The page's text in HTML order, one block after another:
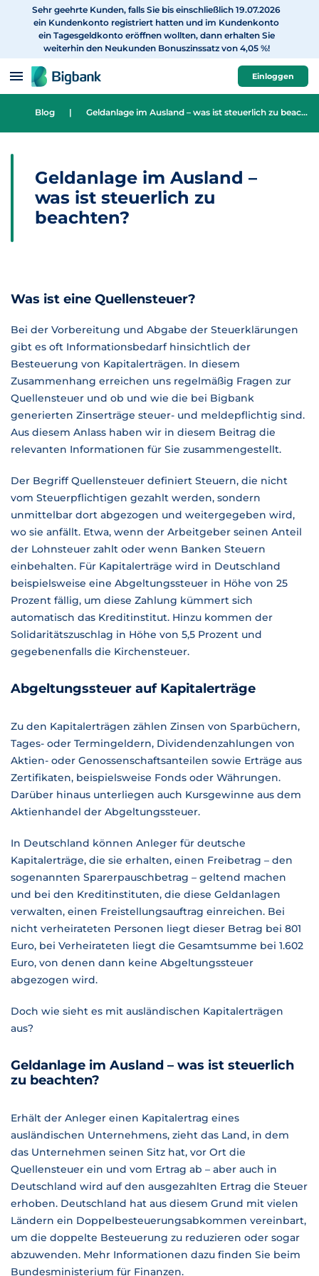
zum Inhalt
Sehr geehrte Kunden, falls Sie bis einschließlich 19.07.2026
ein Kundenkonto registriert hatten und im Kundenkonto
ein Tagesgeldkonto eröffnen wollten, dann erhalten Sie
weiterhin den Neukunden Bonuszinssatz von 4,05 %!
Einloggen
Blog | Geldanlage im Ausland – was ist steuerlich zu beachten?
Geldanlage im Ausland –
was ist steuerlich zu
beachten?
Was ist eine Quellensteuer?
Bei der Vorbereitung und Abgabe der Steuerklärungen
gibt es oft Informationsbedarf hinsichtlich der
Besteuerung von Kapitalerträgen. In diesem
Zusammenhang erreichen uns regelmäßig Fragen zur
Quellensteuer und ob und wie die bei Bigbank
generierten Zinserträge steuer- und meldepflichtig sind.
Aus diesem Anlass haben wir in diesem Beitrag die
relevanten Informationen für Sie zusammengestellt.
Der Begriff Quellensteuer definiert Steuern, die nicht
vom Steuerpflichtigen gezahlt werden, sondern
unmittelbar dort abgezogen und weitergegeben wird,
wo sie anfällt. Etwa, wenn der Arbeitgeber seinen Anteil
der Lohnsteuer zahlt oder wenn Banken Steuern
einbehalten. Für Kapitalerträge wird in Deutschland
beispielsweise eine Abgeltungssteuer in Höhe von 25
Prozent fällig, um diese Zahlung kümmert sich
automatisch das Kreditinstitut. Hinzu kommen der
Solidaritätszuschlag in Höhe von 5,5 Prozent und
gegebenenfalls die Kirchensteuer.
Abgeltungssteuer auf Kapitalerträge
Zu den Kapitalerträgen zählen Zinsen von Sparbüchern,
Tages- oder Termingeldern, Dividendenzahlungen von
Aktien- oder Genossenschaftsanteilen sowie Erträge aus
Zertifikaten, beispielsweise Fonds oder Währungen.
Darüber hinaus unterliegen auch Kursgewinne aus dem
Aktienhandel der Abgeltungssteuer.
In Deutschland können Anleger für deutsche
Kapitalerträge, die sie erhalten, einen Freibetrag – den
sogenannten Sparerpauschbetrag – geltend machen
und bei den Kreditinstituten, die diese Geldanlagen
verwalten, einen Freistellungsauftrag einreichen. Bei
nicht verheirateten Personen liegt dieser Betrag bei 801
Euro, bei Verheirateten liegt die Gesamtsumme bei 1.602
Euro, von denen dann keine Abgeltungssteuer
abgezogen wird.
Doch wie sieht es mit ausländischen Kapitalerträgen
aus?
Geldanlage im Ausland – was ist steuerlich
zu beachten?
Erhält der Anleger einen Kapitalertrag eines
ausländischen Unternehmens, zieht das Land, in dem
das Unternehmen seinen Sitz hat, vor Ort die
Quellensteuer ein und vom Ertrag ab – aber auch in
Deutschland wird auf den ausgezahlten Ertrag die Steuer
erhoben. Deutschland hat aus diesem Grund mit vielen
Ländern ein Doppelbesteuerungsabkommen vereinbart,
um die doppelte Besteuerung zu reduzieren oder sogar
abzuwenden. Mehr Informationen dazu finden Sie beim
Bundesministerium für Finanzen.